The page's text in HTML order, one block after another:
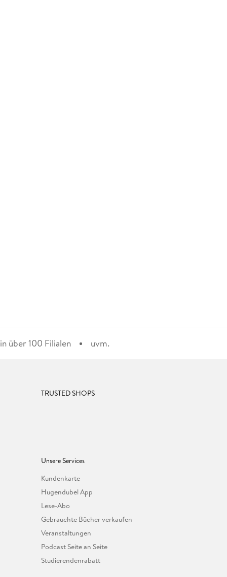
über 100 Filialen uvm.
TRUSTED SHOPS
Unsere Services
Kundenkarte
Hugendubel App
Lese-Abo
Gebrauchte Bücher verkaufen
Veranstaltungen
Podcast Seite an Seite
Studierendenrabatt